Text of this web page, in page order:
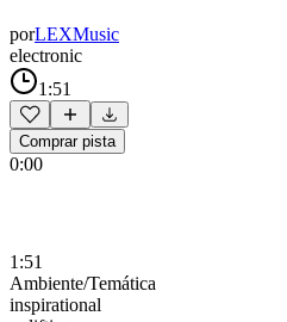
porLEXMusic
electronic
1:51
Comprar pista
0:00
1:51
Ambiente/Temática
inspirational